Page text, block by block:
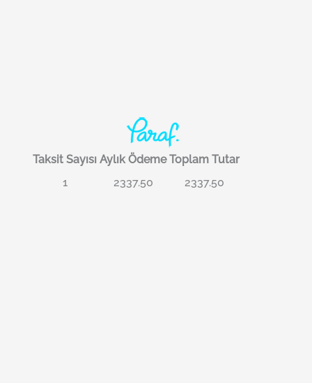
Taksit Sayısı Aylık Ödeme Toplam Tutar
1
2337.50 2337.50